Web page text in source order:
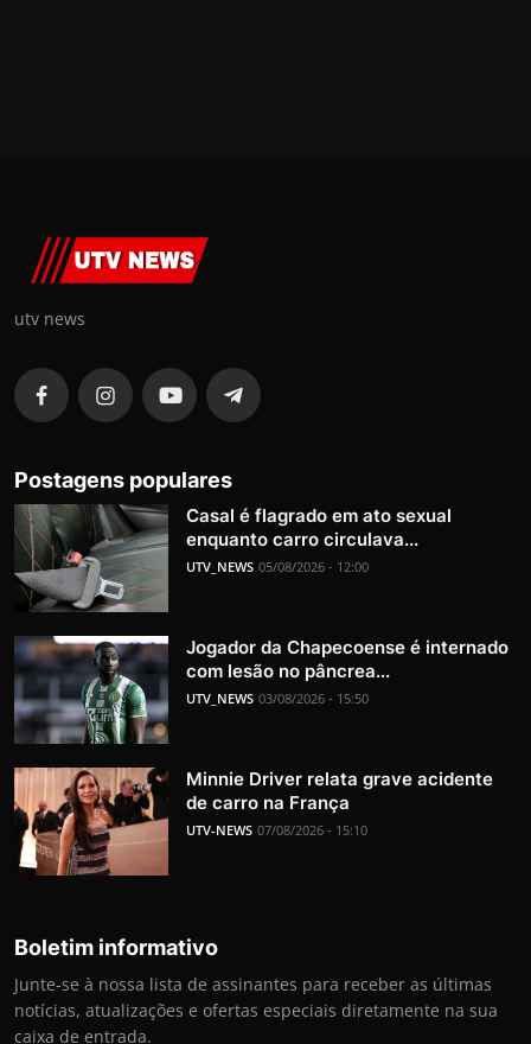
utv news
Postagens populares
Casal é flagrado em ato sexual
enquanto carro circulava...
UTV_NEWS 05/08/2026 - 12:00
Jogador da Chapecoense é internado
com lesão no pâncrea...
UTV_NEWS 03/08/2026 - 15:50
Minnie Driver relata grave acidente
de carro na França
UTV-NEWS 07/08/2026 - 15:10
Boletim informativo
Junte-se à nossa lista de assinantes para receber as últimas
notícias, atualizações e ofertas especiais diretamente na sua
caixa de entrada.